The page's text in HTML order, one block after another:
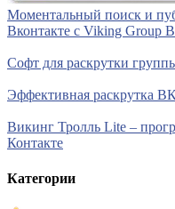
Моментальный поиск и
Вконтакте с Viking Group
Софт для раскрутки
Эффективная раскрутка
Викинг Тролль Lite –
Контакте
Категории